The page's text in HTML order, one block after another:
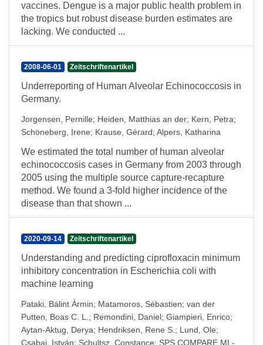
vaccines. Dengue is a major public health problem in
the tropics but robust disease burden estimates are
lacking. We conducted ...
2008-06-01 Zeitschriftenartikel
Underreporting of Human Alveolar Echinococcosis in
Germany.
Jorgensen, Pernille; Heiden, Matthias an der; Kern, Petra;
Schöneberg, Irene; Krause, Gérard; Alpers, Katharina
We estimated the total number of human alveolar
echinococcosis cases in Germany from 2003 through
2005 using the multiple source capture-recapture
method. We found a 3-fold higher incidence of the
disease than that shown ...
2020-09-14 Zeitschriftenartikel
Understanding and predicting ciprofloxacin minimum
inhibitory concentration in Escherichia coli with
machine learning
Pataki, Bálint Ármin; Matamoros, Sébastien; van der
Putten, Boas C. L. ; Remondini, Daniel; Giampieri, Enrico;
Aytan-Aktug, Derya; Hendriksen, Rene S. ; Lund, Ole;
Csabai, István; Schultsz, Constance; SPS COMPARE ML-